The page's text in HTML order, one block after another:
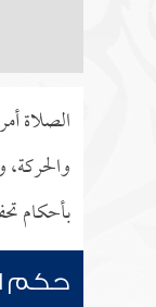
الصلاة
بأحكام
حكم